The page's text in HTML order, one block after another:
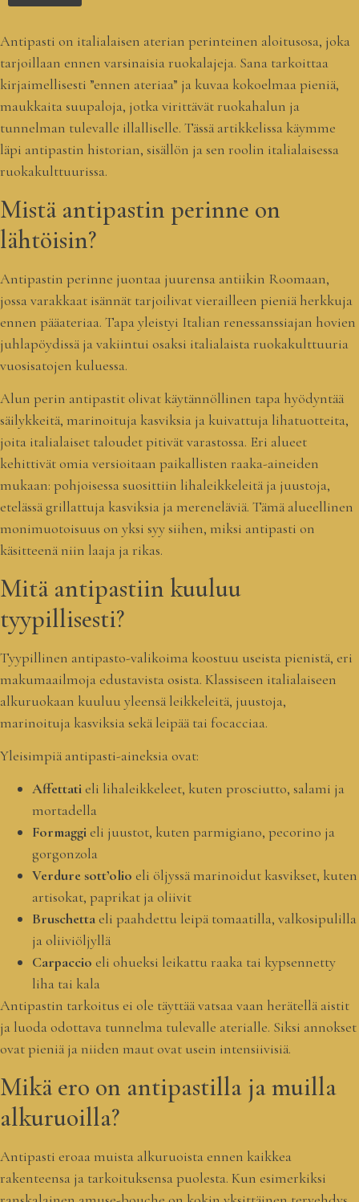
Antipasti on italialaisen aterian perinteinen aloitusosa, joka
tarjoillaan ennen varsinaisia ruokalajeja. Sana tarkoittaa
kirjaimellisesti ”ennen ateriaa” ja kuvaa kokoelmaa pieniä,
maukkaita suupaloja, jotka virittävät ruokahalun ja
tunnelman tulevalle illalliselle. Tässä artikkelissa käymme
läpi antipastin historian, sisällön ja sen roolin italialaisessa
ruokakulttuurissa.
Mistä antipastin perinne on
lähtöisin?
Antipastin perinne juontaa juurensa antiikin Roomaan,
jossa varakkaat isännät tarjoilivat vierailleen pieniä herkkuja
ennen pääateriaa. Tapa yleistyi Italian renessanssiajan hovien
juhlapöydissä ja vakiintui osaksi italialaista ruokakulttuuria
vuosisatojen kuluessa.
Alun perin antipastit olivat käytännöllinen tapa hyödyntää
säilykkeitä, marinoituja kasviksia ja kuivattuja lihatuotteita,
joita italialaiset taloudet pitivät varastossa. Eri alueet
kehittivät omia versioitaan paikallisten raaka-aineiden
mukaan: pohjoisessa suosittiin lihaleikkeleitä ja juustoja,
etelässä grillattuja kasviksia ja mereneläviä. Tämä alueellinen
monimuotoisuus on yksi syy siihen, miksi antipasti on
käsitteenä niin laaja ja rikas.
Mitä antipastiin kuuluu
tyypillisesti?
Tyypillinen antipasto-valikoima koostuu useista pienistä, eri
makumaailmoja edustavista osista. Klassiseen italialaiseen
alkuruokaan kuuluu yleensä leikkeleitä, juustoja,
marinoituja kasviksia sekä leipää tai focacciaa.
Yleisimpiä antipasti-aineksia ovat:
Affettati eli lihaleikkeleet, kuten prosciutto, salami ja
mortadella
Formaggi eli juustot, kuten parmigiano, pecorino ja
gorgonzola
Verdure sott’olio eli öljyssä marinoidut kasvikset, kuten
artisokat, paprikat ja oliivit
Bruschetta eli paahdettu leipä tomaatilla, valkosipulilla
ja oliiviöljyllä
Carpaccio eli ohueksi leikattu raaka tai kypsennetty
liha tai kala
Antipastin tarkoitus ei ole täyttää vatsaa vaan herätellä aistit
ja luoda odottava tunnelma tulevalle aterialle. Siksi annokset
ovat pieniä ja niiden maut ovat usein intensiivisiä.
Mikä ero on antipastilla ja muilla
alkuruoilla?
Antipasti eroaa muista alkuruoista ennen kaikkea
rakenteensa ja tarkoituksensa puolesta. Kun esimerkiksi